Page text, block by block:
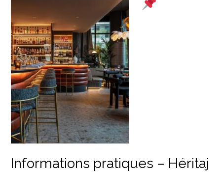
Informations pratiques – Héritaj